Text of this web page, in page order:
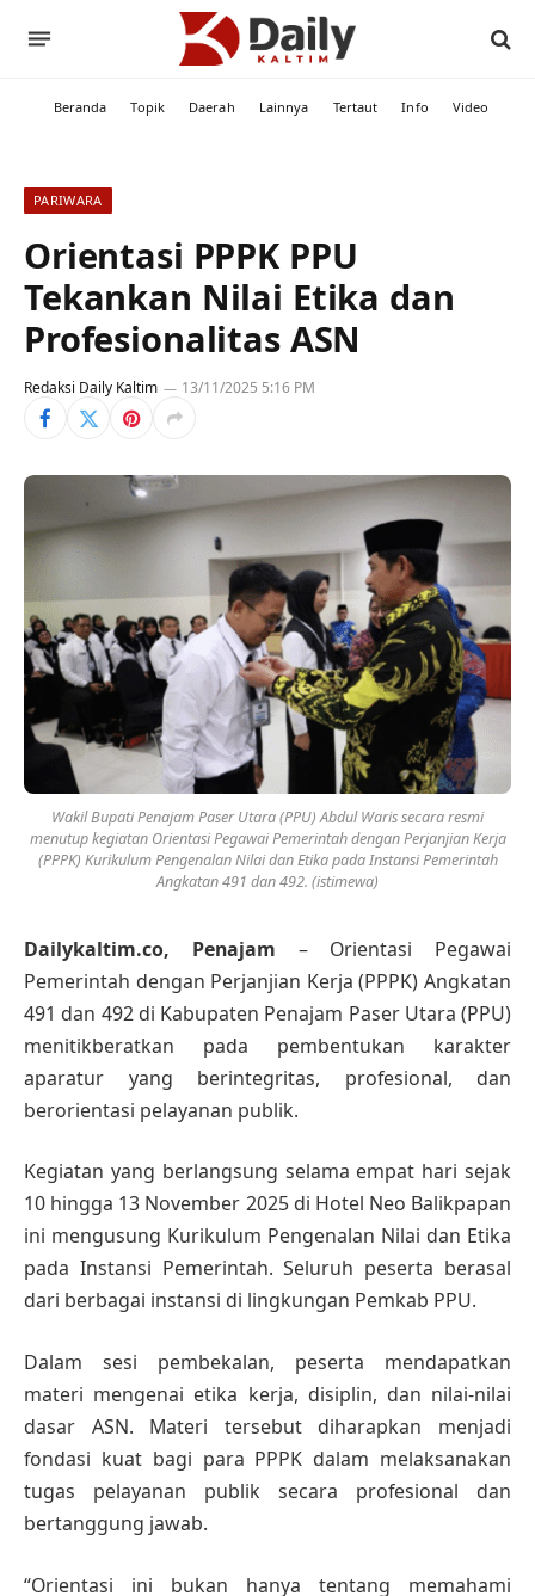
Beranda Topik Daerah Lainnya Tertaut Info Video
PARIWARA
Orientasi PPPK PPU
Tekankan Nilai Etika dan
Profesionalitas ASN
Redaksi Daily Kaltim 13/11/2025 5:16 PM
Wakil Bupati Penajam Paser Utara (PPU) Abdul Waris secara resmi
menutup kegiatan Orientasi Pegawai Pemerintah dengan Perjanjian Kerja
(PPPK) Kurikulum Pengenalan Nilai dan Etika pada Instansi Pemerintah
Angkatan 491 dan 492. (istimewa)
Dailykaltim.co, Penajam – Orientasi Pegawai
Pemerintah dengan Perjanjian Kerja (PPPK) Angkatan
491 dan 492 di Kabupaten Penajam Paser Utara (PPU)
menitikberatkan pada pembentukan karakter
aparatur yang berintegritas, profesional, dan
berorientasi pelayanan publik.
Kegiatan yang berlangsung selama empat hari sejak
10 hingga 13 November 2025 di Hotel Neo Balikpapan
ini mengusung Kurikulum Pengenalan Nilai dan Etika
pada Instansi Pemerintah. Seluruh peserta berasal
dari berbagai instansi di lingkungan Pemkab PPU.
Dalam sesi pembekalan, peserta mendapatkan
materi mengenai etika kerja, disiplin, dan nilai-nilai
dasar ASN. Materi tersebut diharapkan menjadi
fondasi kuat bagi para PPPK dalam melaksanakan
tugas pelayanan publik secara profesional dan
bertanggung jawab.
“Orientasi ini bukan hanya tentang memahami